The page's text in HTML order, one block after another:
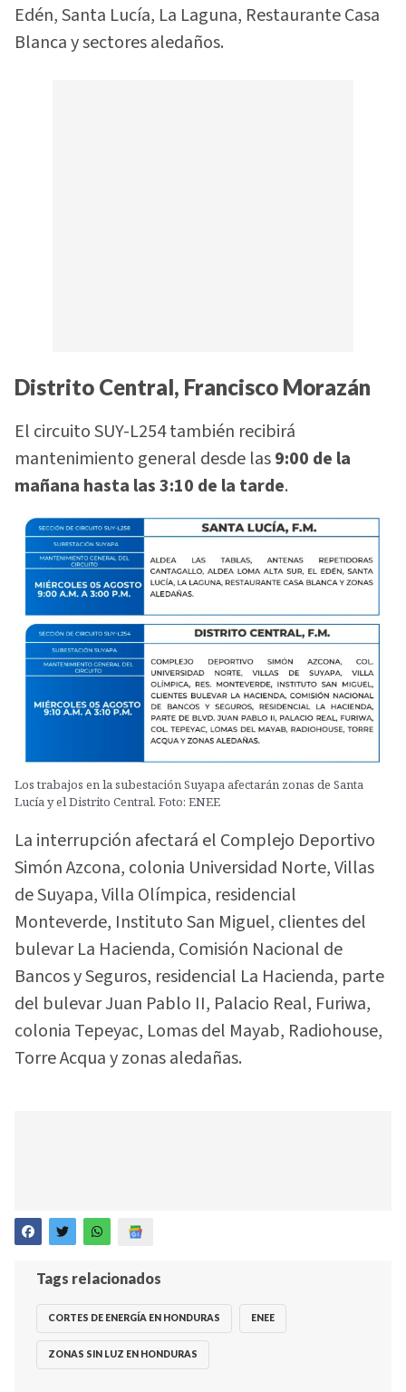
Edén, Santa Lucía, La Laguna, Restaurante Casa
Blanca y sectores aledaños.
Distrito Central, Francisco Morazán
El circuito SUY-L254 también recibirá
mantenimiento general desde las9:00 de la
mañana hasta las 3:10 de la tarde.
Los trabajos en la subestación Suyapa afectarán zonas de Santa
Lucía y el Distrito Central. Foto: ENEE
La interrupción afectará el Complejo Deportivo
Simón Azcona, colonia Universidad Norte, Villas
de Suyapa, Villa Olímpica, residencial
Monteverde, Instituto San Miguel, clientes del
bulevar La Hacienda, Comisión Nacional de
Bancos y Seguros, residencial La Hacienda, parte
del bulevar Juan Pablo II, Palacio Real, Furiwa,
colonia Tepeyac, Lomas del Mayab, Radiohouse,
Torre Acqua y zonas aledañas.
Tags relacionados
CORTES DE ENERGÍA EN HONDURAS ENEE
ZONAS SIN LUZ EN HONDURAS